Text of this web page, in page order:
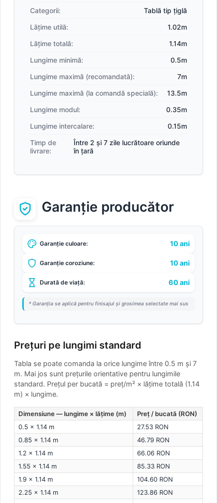
Categorii:
Tablă tip țiglă
Lățime utilă:
1.02m
Lățime totală:
1.14m
Lungime minimă:
0.5m
Lungime maximă (recomandată):
7m
Lungime maximă (la comandă specială):
13.5m
Lungime modul:
0.35m
Lungime intercalare:
0.15m
Timp de
livrare:
Între 2 și 7 zile lucrătoare oriunde
în țară
Garanție producător
Garanție culoare: 10 ani
Garanție coroziune: 10 ani
Durată de viață: 60 ani
* Garanția se aplică pentru finisajul și grosimea selectate mai sus
Prețuri pe lungimi standard
Tabla se poate comanda la orice lungime între 0.5 m și 7
m. Mai jos sunt prețurile orientative pentru lungimile
standard. Prețul per bucată = preț/m² × lățime totală (1.14
m) × lungime.
Dimensiune — lungime × lățime (m)
Preț / bucată (RON)
0.5 × 1.14 m
27.53 RON
0.85 × 1.14 m
46.79 RON
1.2 × 1.14 m
66.06 RON
1.55 × 1.14 m
85.33 RON
1.9 × 1.14 m
104.60 RON
2.25 × 1.14 m
123.86 RON